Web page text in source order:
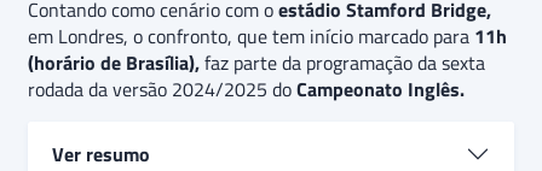
Contando como cenário com oestádio Stamford Bridge,
em Londres, o confronto, que tem início marcado para 11h
(horário de Brasília),faz parte da programação da sexta
rodada da versão 2024/2025 doCampeonato Inglês.
Ver resumo